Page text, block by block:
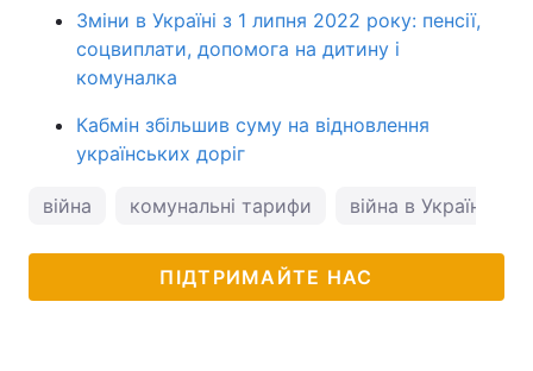
Зміни в Україні з 1 липня 2022 року: пенсії,
соцвиплати, допомога на дитину і
комуналка
Кабмін збільшив суму на відновлення
українських доріг
війна комунальні тарифи війна в Україні
ПІДТРИМАЙТЕ НАС